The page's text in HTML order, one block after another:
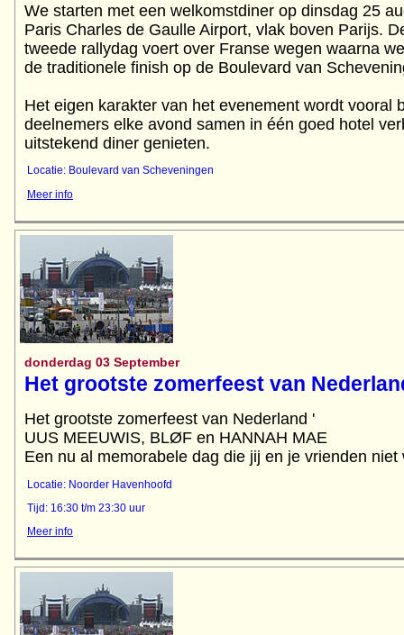
We starten met een welkomstdiner op dinsdag 25
Paris Charles de Gaulle Airport, vlak boven Parijs.
tweede rallydag voert over Franse wegen waarna
de traditionele finish op de Boulevard van
Het eigen karakter van het evenement wordt vooral
deelnemers elke avond samen in één goed hotel
Locatie: Boulevard van Scheveningen
Meer info
donderdag 03 September
Het grootste zomerfeest van
Het grootste zomerfeest van Nederland '
UUS MEEUWIS, BLØF en HANNAH MAE
Een nu al memorabele dag die jij en je vrienden niet
Locatie: Noorder Havenhoofd
Tijd: 16:30 t/m 23:30 uur
Meer info